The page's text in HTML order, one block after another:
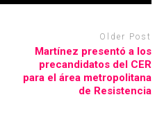
Older Post
Martínez presentó a los
precandidatos del CER
para el área metropolitana
de Resistencia